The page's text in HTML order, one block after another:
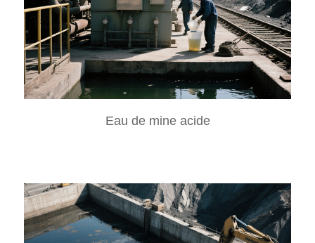
Eau de mine acide